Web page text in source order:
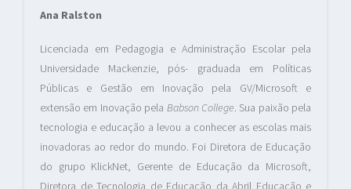
Ana Ralston
Licenciada em Pedagogia e Administração Escolar pela
Universidade Mackenzie, pós- graduada em Políticas
Públicas e Gestão em Inovação pela GV/Microsoft e
extensão em Inovação pela Babson College. Sua paixão pela
tecnologia e educação a levou a conhecer as escolas mais
inovadoras ao redor do mundo. Foi Diretora de Educação
do grupo KlickNet, Gerente de Educação da Microsoft,
Diretora de Tecnologia de Educação da Abril Educação e